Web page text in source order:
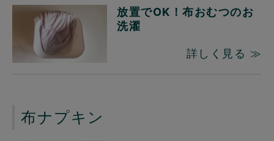
放置でOK！布おむつのお
洗濯
詳しく見る ≫
布ナプキン